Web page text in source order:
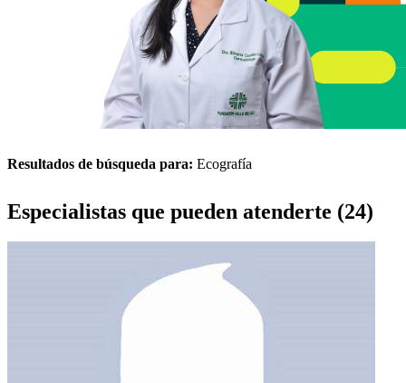
Resultados de búsqueda para: Ecografía
Especialistas que pueden atenderte (24)